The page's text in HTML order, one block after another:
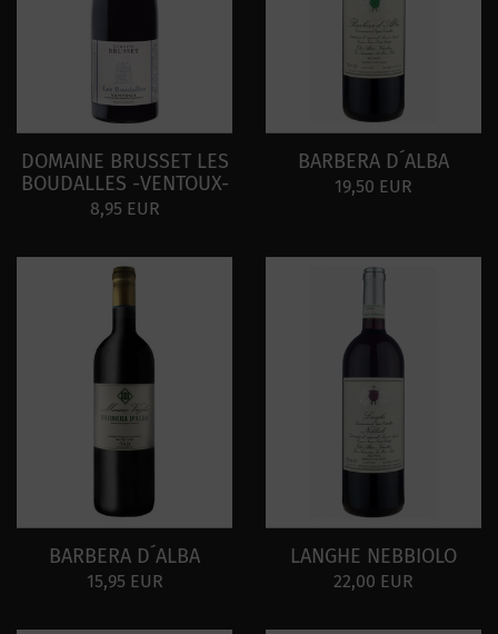
DOMAINE BRUSSET LES
BOUDALLES -VENTOUX-
8,95 EUR
BARBERA D´ALBA
19,50 EUR
BARBERA D´ALBA
15,95 EUR
LANGHE NEBBIOLO
22,00 EUR